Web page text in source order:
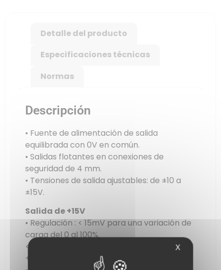
Detalle del producto
Especificaciones técnicas
Normas
Descripción
• Fuente de alimentación de salida
equilibrada con 0V en común.
• Salidas flotantes en conexiones de
seguridad de 4 mm.
• Tensiones de salida ajustables: de ±10 a
±15V.
Salida de +15V
• Regulación : < 15mV para una variación de
carga del 0 al 100%.
< 2mV para una variación de línea del -10 al
+10%.
X